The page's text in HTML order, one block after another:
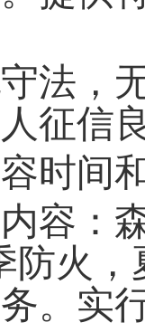
守法，
征信
时间
容：
防火
。实